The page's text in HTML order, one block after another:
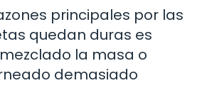
principales por las
quedan duras es
la masa o
demasiado